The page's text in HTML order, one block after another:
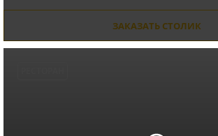
ЗАКАЗАТЬ СТОЛИК